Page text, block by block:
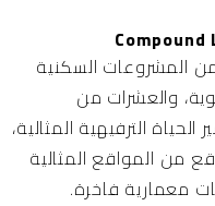
المشروعات السكنية
والعشرات من
الترفيهية المثالية،
من المواقع المثالية
معمارية فاخرة.